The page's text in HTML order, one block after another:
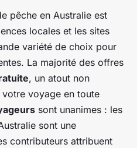
pêche en Australie est
locales et les sites
variété de choix pour
La majorité des offres
, un atout non
voyage en toute
sont unanimes : les
sont une
contributeurs attribuent